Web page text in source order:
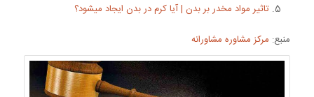
تاثیر مواد مخدر بر بدن | آیا کرم در بدن ایجاد میشود؟
منبع: مرکز مشاوره مشاورانه